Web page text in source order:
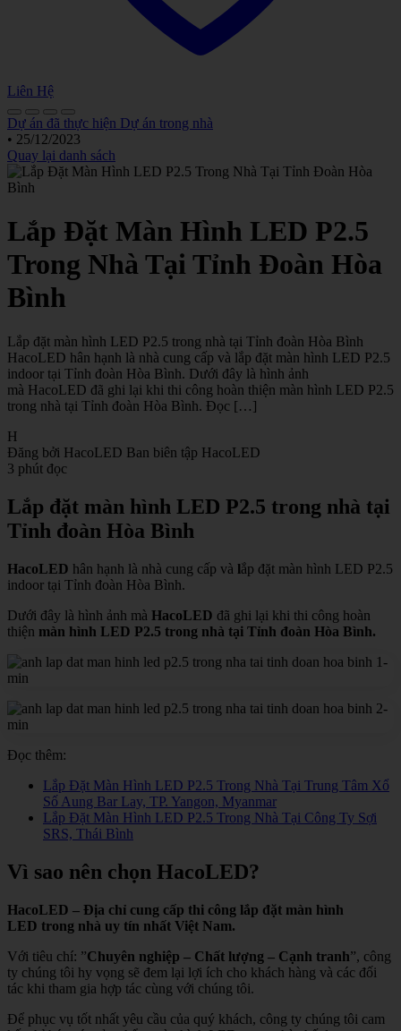
Liên Hệ
Dự án đã thực hiện Dự án trong nhà
• 25/12/2023
Quay lại danh sách
Lắp Đặt Màn Hình LED P2.5
Trong Nhà Tại Tỉnh Đoàn Hòa
Bình
Lắp đặt màn hình LED P2.5 trong nhà tại Tỉnh đoàn Hòa Bình
HacoLED hân hạnh là nhà cung cấp và lắp đặt màn hình LED P2.5
indoor tại Tỉnh đoàn Hòa Bình. Dưới đây là hình ảnh
mà HacoLED đã ghi lại khi thi công hoàn thiện màn hình LED P2.5
trong nhà tại Tỉnh đoàn Hòa Bình. Đọc […]
H
Đăng bởi HacoLED Ban biên tập HacoLED
3 phút đọc
Lắp đặt màn hình LED P2.5 trong nhà tại
Tỉnh đoàn Hòa Bình
HacoLED hân hạnh là nhà cung cấp và lắp đặt màn hình LED P2.5
indoor tại Tỉnh đoàn Hòa Bình.
Dưới đây là hình ảnh mà HacoLED đã ghi lại khi thi công hoàn
thiện màn hình LED P2.5 trong nhà tại Tỉnh đoàn Hòa Bình.
Đọc thêm:
Lắp Đặt Màn Hình LED P2.5 Trong Nhà Tại Trung Tâm Xổ
Số Aung Bar Lay, TP. Yangon, Myanmar
Lắp Đặt Màn Hình LED P2.5 Trong Nhà Tại Công Ty Sợi
SRS, Thái Bình
Vì sao nên chọn HacoLED?
HacoLED – Địa chỉ cung cấp thi công lắp đặt màn hình
LED trong nhà uy tín nhất Việt Nam.
Với tiêu chí: ”Chuyên nghiệp – Chất lượng – Cạnh tranh”, công
ty chúng tôi hy vọng sẽ đem lại lợi ích cho khách hàng và các đối
tác khi tham gia hợp tác cùng với chúng tôi.
Để phục vụ tốt nhất yêu cầu của quý khách, công ty chúng tôi cam